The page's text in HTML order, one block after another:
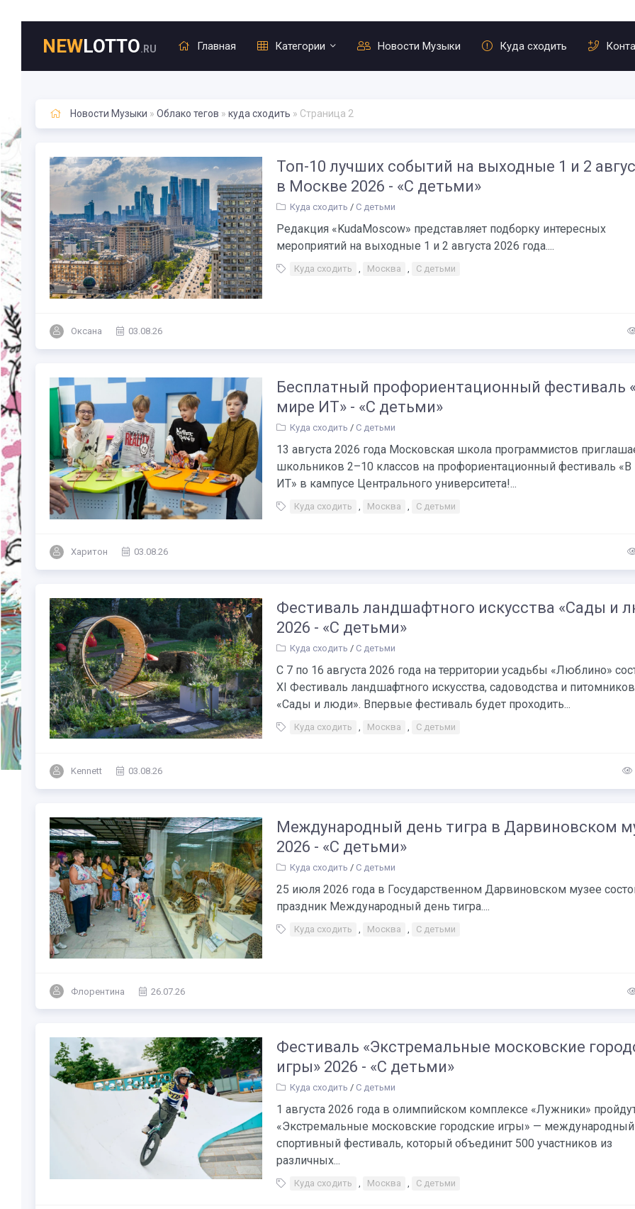
NEWLOTTO.RU Главная Категории Новости Музыки Куда сходить
Новости Музыки » Облако тегов » куда сходить » Страница 2
Топ-10 лучших событий на выходные 1 и 2
в Москве 2026 - «С детьми»
Куда сходить / С детьми
Редакция «KudaMoscow» представляет подборку интересных
мероприятий на выходные 1 и 2 августа 2026 года....
Куда сходить , Москва , С детьми
Оксана 03.08.26
Бесплатный профориентационный фестиваль
мире ИТ» - «С детьми»
Куда сходить / С детьми
13 августа 2026 года Московская школа программистов
школьников 2–10 классов на профориентационный фестиваль «В
ИТ» в кампусе Центрального университета!...
Куда сходить Москва С детьми
Харитон 03.08.26
Фестиваль ландшафтного искусства «Сады и
2026 - «С детьми»
Куда сходить / С детьми
С 7 по 16 августа 2026 года на территории усадьбы «Люблино»
XI Фестиваль ландшафтного искусства, садоводства и
«Сады и люди». Впервые фестиваль будет проходить...
Куда сходить Москва С детьми
Kennett 03.08.26
Международный день тигра в Дарвиновском
2026 - «С детьми»
Куда сходить / С детьми
25 июля 2026 года в Государственном Дарвиновском музее
праздник Международный день тигра....
Куда сходить Москва С детьми
Флорентина 26.07.26
Фестиваль «Экстремальные московские
игры» 2026 - «С детьми»
Куда сходить / С детьми
1 августа 2026 года в олимпийском комплексе «Лужники»
«Экстремальные московские городские игры» — международный
спортивный фестиваль, который объединит 500 участников из
различных...
Куда сходить , Москва , С детьми